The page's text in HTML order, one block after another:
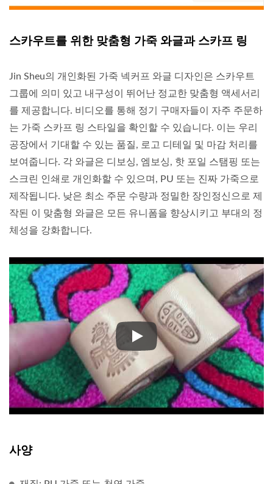
스카우트를 위한 맞춤형 가죽 와글과 스카프 링
Jin Sheu의 개인화된 가죽 넥커프 와글 디자인은 스카우트
그룹에 의미 있고 내구성이 뛰어난 정교한 맞춤형 액세서리
를 제공합니다. 비디오를 통해 정기 구매자들이 자주 주문하
는 가죽 스카프 링 스타일을 확인할 수 있습니다. 이는 우리
공장에서 기대할 수 있는 품질, 로고 디테일 및 마감 처리를
보여줍니다. 각 와글은 디보싱, 엠보싱, 핫 포일 스탬핑 또는
스크린 인쇄로 개인화할 수 있으며, PU 또는 진짜 가죽으로
제작됩니다. 낮은 최소 주문 수량과 정밀한 장인정신으로 제
작된 이 맞춤형 와글은 모든 유니폼을 향상시키고 부대의 정
체성을 강화합니다.
Jin Sheu의 개인화된 가죽 넥
사양